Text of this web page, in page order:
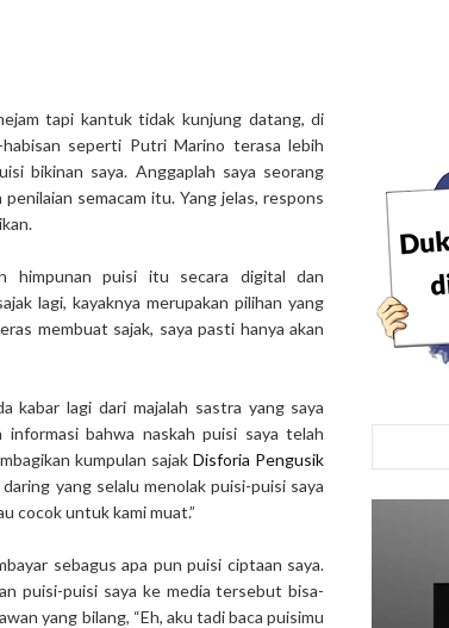
tapi kantuk tidak kunjung datang, di
seperti Putri Marino terasa lebih
bikinan saya. Anggaplah saya seorang
semacam itu. Yang jelas, respons
himpunan puisi itu secara digital dan
lagi, kayaknya merupakan pilihan yang
membuat sajak, saya pasti hanya akan
kabar lagi dari majalah sastra yang saya
informasi bahwa naskah puisi saya telah
kumpulan sajakDisforia Pengusik
yang selalu menolak puisi-puisi saya
cocok untuk kami muat.”
sebagus apa pun puisi ciptaan saya.
puisi-puisi saya ke media tersebut bisa-
yang bilang, “Eh, aku tadi baca puisimu